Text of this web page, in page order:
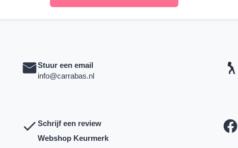
Stuur een email
info@carrabas.nl
Schrijf een review
Webshop Keurmerk